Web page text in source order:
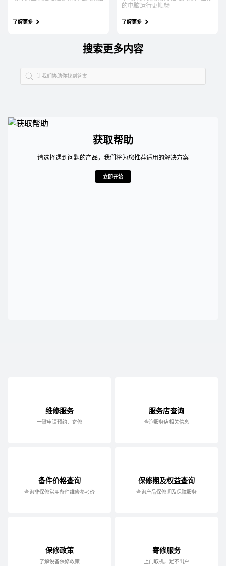
了解更多
的电脑运行更顺畅
了解更多
搜索更多内容
获取帮助
请选择遇到问题的产品，我们将为您推荐适用的解决方案
立即开始
维修服务
一键申请预约、寄修
服务店查询
查询服务店相关信息
备件价格查询
查询非保修常用备件维修参考价
保修期及权益查询
查询产品保修期及保障服务
保修政策
了解设备保修政策
寄修服务
上门取机，足不出户